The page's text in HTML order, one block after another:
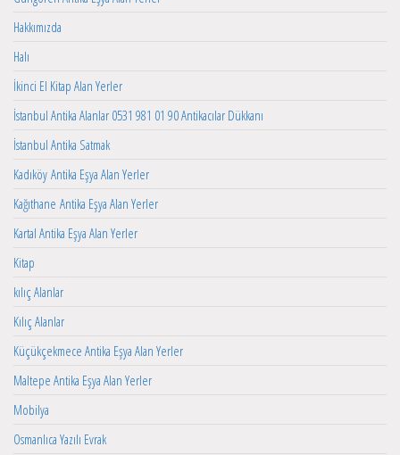
Hakkımızda
Halı
İkinci El Kitap Alan Yerler
İstanbul Antika Alanlar 0531 981 01 90 Antikacılar Dükkanı
İstanbul Antika Satmak
Kadıköy Antika Eşya Alan Yerler
Kağıthane Antika Eşya Alan Yerler
Kartal Antika Eşya Alan Yerler
Kitap
kılıç Alanlar
Kılıç Alanlar
Küçükçekmece Antika Eşya Alan Yerler
Maltepe Antika Eşya Alan Yerler
Mobilya
Osmanlıca Yazılı Evrak